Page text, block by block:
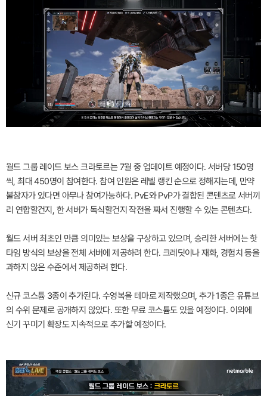
월드 그룹 레이드 보스 크라토르는 7월 중 업데이트 예정이다. 서버당 150명
씩, 최대 450명이 참여한다. 참여 인원은 레벨 랭킨 순으로 정해지는데, 만약
불참자가 있다면 아무나 참여가능하다. PvE와 PvP가 결합된 콘텐츠로 서버끼
리 연합할건지, 한 서버가 독식할건지 작전을 짜서 진행할 수 있는 콘텐츠다.
월드 서버 최초인 만큼 의미있는 보상을 구상하고 있으며, 승리한 서버에는 핫
타임 방식의 보상을 전체 서버에 제공하려 한다. 크레딧이나 재화, 경험치 등을
과하지 않은 수준에서 제공하려 한다.
신규 코스튬 3종이 추가된다. 수영복을 테마로 제작했으며, 추가 1종은 유튜브
의 수위 문제로 공개하지 않았다. 또한 무료 코스튬도 있을 예정이다. 이외에
신기 꾸미기 확장도 지속적으로 추가할 예정이다.